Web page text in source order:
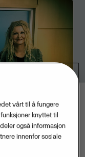
vårt til å fungere
knyttet til
også informasjon
innenfor sosiale